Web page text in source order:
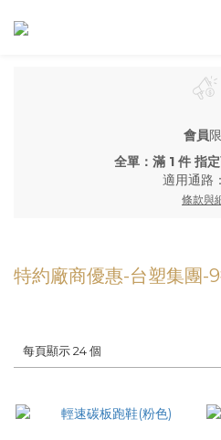
會員
全單：滿 1 件 指
適用通路：
條款與
特約廠商優惠-台塑集團-
每頁顯示 24 個